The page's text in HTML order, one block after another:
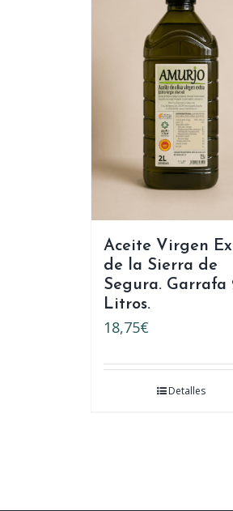
Aceite Virgen
de la Sierra de
Segura. Garrafa
Litros.
18,75€
Detalles